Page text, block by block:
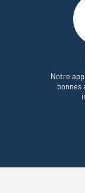
Notre
bonnes